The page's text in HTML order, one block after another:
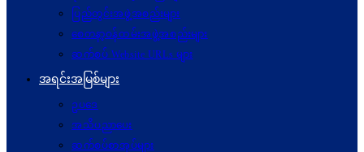
ပြည်တွင်းအဖွဲ့အစည်းများ
စေတနာ့ဝန်ထမ်းအဖွဲ့အစည်းများ
ဆက်စပ် Website URLs များ
အရင်းအမြစ်များ
ဥပဒေ
အသိပညာပေး
ဆက်စပ်စာအုပ်များ